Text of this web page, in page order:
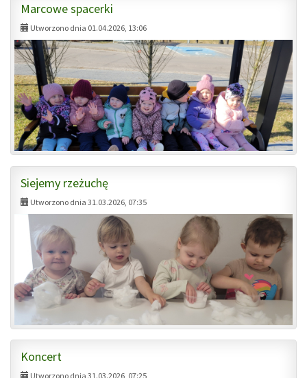
Marcowe spacerki
Utworzono dnia 01.04.2026, 13:06
Siejemy rzeżuchę
Utworzono dnia 31.03.2026, 07:35
Koncert
Utworzono dnia 31.03.2026, 07:25